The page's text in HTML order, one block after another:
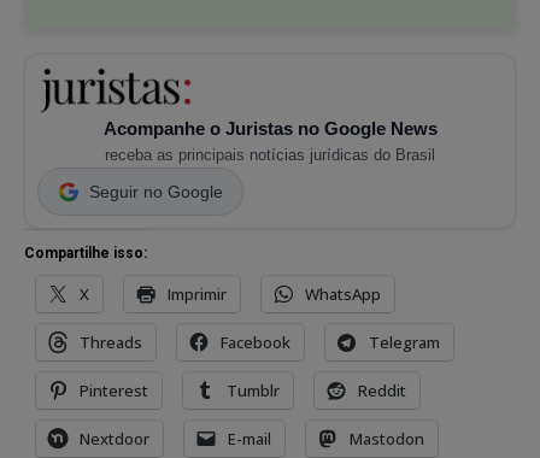
Acompanhe o Juristas no Google News
receba as principais notícias jurídicas do Brasil
Seguir no Google
Compartilhe isso:
X Imprimir WhatsApp
Threads Facebook Telegram
Pinterest Tumblr Reddit
Nextdoor E-mail Mastodon